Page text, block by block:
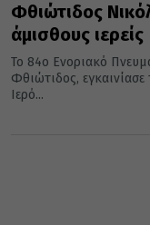
Φθιώτιδος
άμισθους ιερείς
Το 84ο Ενοριακό
Φθιώτιδος,
Ιερό...